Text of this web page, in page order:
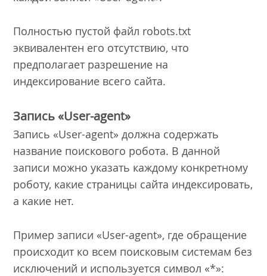
Полностью пустой файл robots.txt
эквивалентен его отсутствию, что
предполагает разрешение на
индексирование всего сайта.
Запись «User-agent»
Запись «User-agent» должна содержать
название поискового робота. В данной
записи можно указать каждому конкретному
роботу, какие страницы сайта индексировать,
а какие нет.
Пример записи «User-agent», где обращение
происходит ко всем поисковым системам без
исключений и используется символ «*»: